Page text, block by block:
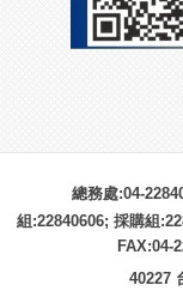
總務處:04-
組:22840606; 採購組
FAX:04-
40227